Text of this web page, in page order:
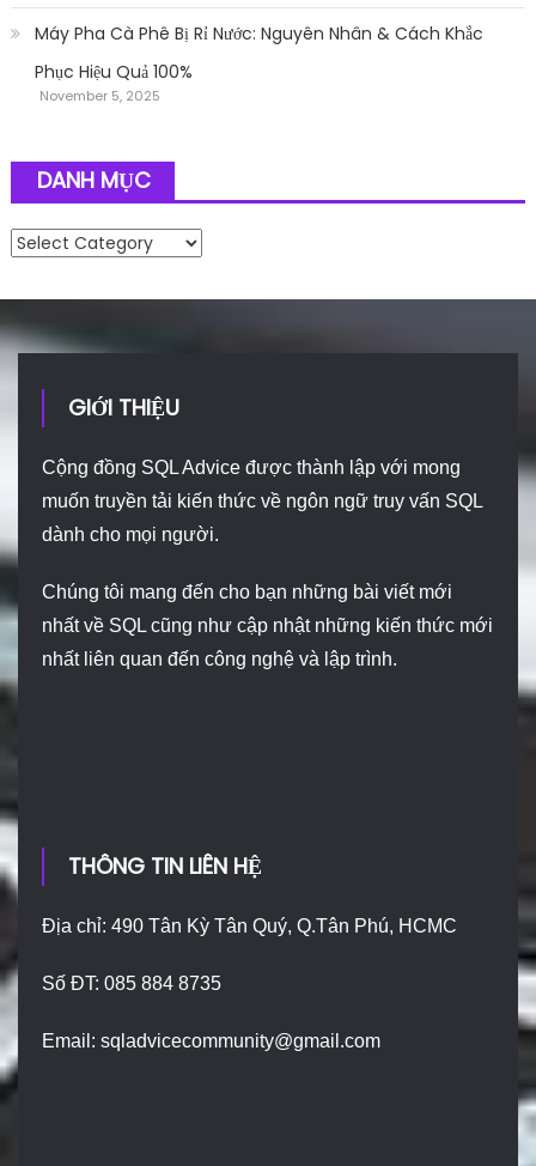
Máy Pha Cà Phê Bị Rỉ Nước: Nguyên Nhân & Cách Khắc
Phục Hiệu Quả 100%
November 5, 2025
DANH MỤC
Danh mục
GIỚI THIỆU
Cộng đồng SQL Advice được thành lập với mong
muốn truyền tải kiến thức về ngôn ngữ truy vấn SQL
dành cho mọi người.
Chúng tôi mang đến cho bạn những bài viết mới
nhất về SQL cũng như cập nhật những kiến thức mới
nhất liên quan đến công nghệ và lập trình.
THÔNG TIN LIÊN HỆ
Địa chỉ: 490 Tân Kỳ Tân Quý, Q.Tân Phú, HCMC
Số ĐT: 085 884 8735
Email:sqladvicecommunity@gmail.com